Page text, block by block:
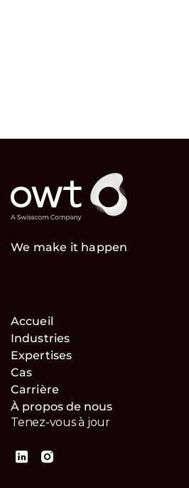
We make it happen
Accueil
Industries
Expertises
Cas
Carrière
À propos de nous
Tenez-vous à jour